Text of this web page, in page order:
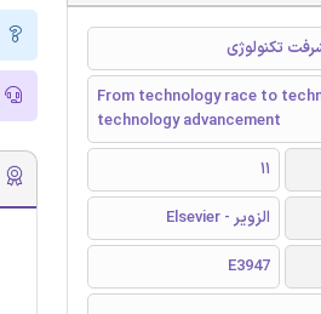
تکنولوژی
From technology race to
technology advancement
11
الزویر - Elsevier
E3947